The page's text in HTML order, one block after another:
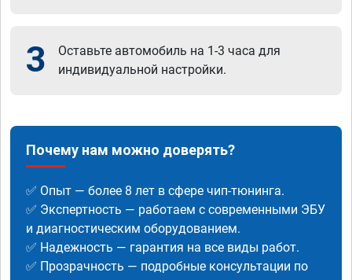
3
Оставьте автомобиль на 1-3 часа для
индивидуальной настройки.
Почему нам можно доверять?
✅ Опыт — более 8 лет в сфере чип-тюнинга.
✅ Экспертность — работаем с современными ЭБУ
и диагностическим оборудованием.
✅ Надежность — гарантия на все виды работ.
✅ Прозрачность — подробные консультации по